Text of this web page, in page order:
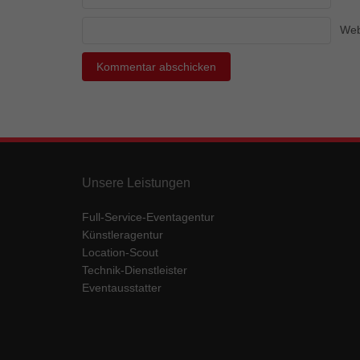
Unsere Leistungen
Full-Service-Eventagentur
Künstleragentur
Location-Scout
Technik-Dienstleister
Eventausstatter